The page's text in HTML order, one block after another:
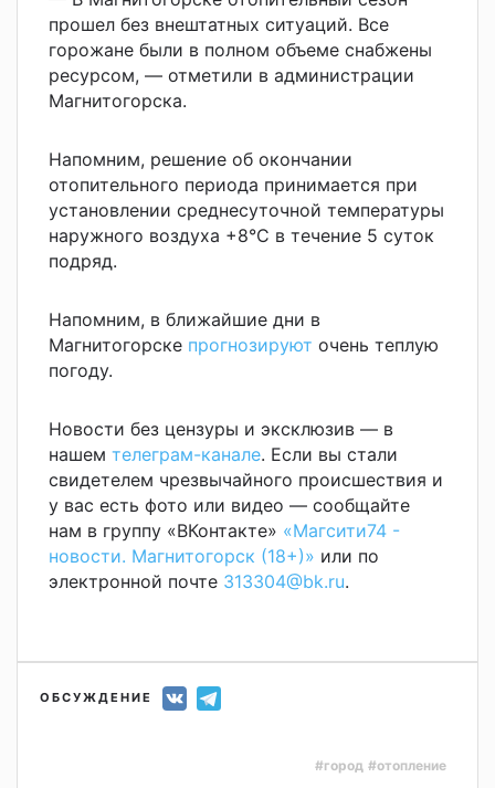
прошел без внештатных ситуаций. Все
горожане были в полном объеме снабжены
ресурсом, — отметили в администрации
Магнитогорска.
Напомним, решение об окончании
отопительного периода принимается при
установлении среднесуточной температуры
наружного воздуха +8°C в течение 5 суток
подряд.
Напомним, в ближайшие дни в
Магнитогорске прогнозируют очень теплую
погоду.
Новости без цензуры и эксклюзив — в
нашем телеграм-канале. Если вы стали
свидетелем чрезвычайного происшествия и
у вас есть фото или видео — сообщайте
нам в группу «ВКонтакте» «Магсити74 -
новости. Магнитогорск (18+)» или по
электронной почте 313304@bk.ru.
ОБСУЖДЕНИЕ
#город #отопление